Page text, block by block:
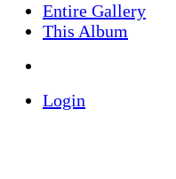
Entire Gallery
This Album
Login